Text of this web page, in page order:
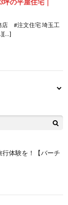
#注文住宅 埼玉工
体験を！【バーチ